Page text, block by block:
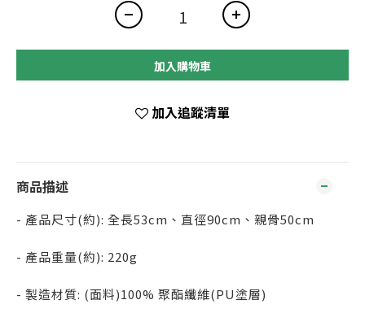
加入購物車
加入追蹤清單
商品描述
- 產品尺寸(約): 全長53cm、直徑90cm、親骨50cm
- 產品重量(約): 220g
- 製造材質: (面料)100% 聚酯纖維(PU塗層)